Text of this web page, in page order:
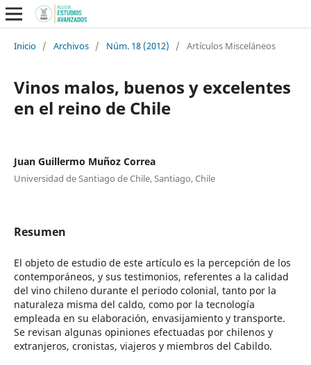
Inicio / Archivos / Núm. 18 (2012) / Artículos Misceláneos
Vinos malos, buenos y excelentes
en el reino de Chile
Juan Guillermo Muñoz Correa
Universidad de Santiago de Chile, Santiago, Chile
Resumen
El objeto de estudio de este artículo es la percepción de los
contemporáneos, y sus testimonios, referentes a la calidad
del vino chileno durante el periodo colonial, tanto por la
naturaleza misma del caldo, como por la tecnología
empleada en su elaboración, envasijamiento y transporte.
Se revisan algunas opiniones efectuadas por chilenos y
extranjeros, cronistas, viajeros y miembros del Cabildo.